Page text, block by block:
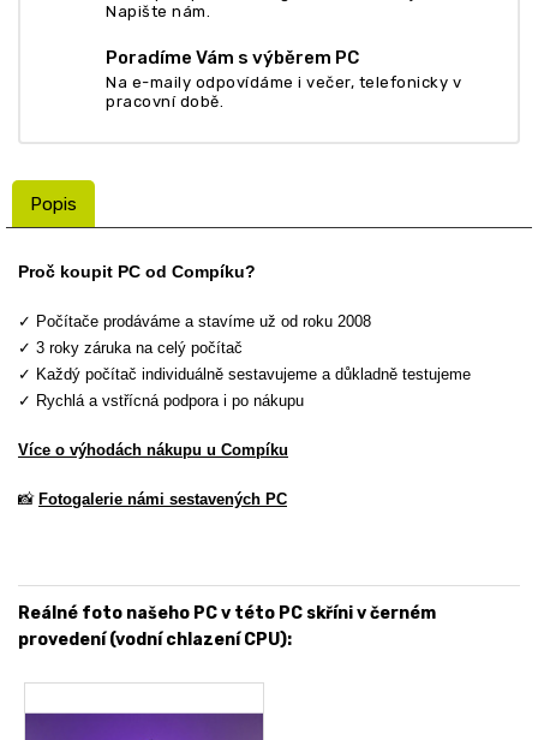
Napište nám.
Poradíme Vám s výběrem PC
Na e-maily odpovídáme i večer, telefonicky v
pracovní době.
Popis
Proč koupit PC od Compíku?
✓ Počítače prodáváme a stavíme už od roku 2008
✓ 3 roky záruka na celý počítač
✓ Každý počítač individuálně sestavujeme a důkladně testujeme
✓ Rychlá a vstřícná podpora i po nákupu
Více o výhodách nákupu u Compíku
📸 Fotogalerie námi sestavených PC
Reálné foto našeho PC v této PC skříni v černém
provedení (vodní chlazení CPU):